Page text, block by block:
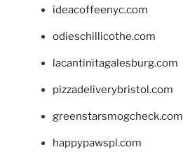
ideacoffeenyc.com
odieschillicothe.com
lacantinitagalesburg.com
pizzadeliverybristol.com
greenstarsmogcheck.com
happypawspl.com